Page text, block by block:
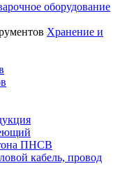
оборудование
Хранение и
ПНСВ
кабель, провод